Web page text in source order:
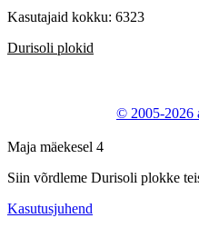
Kasutajaid kokku: 6323
Durisoli plokid
© 2005-2026
Maja mäekesel 4
Siin võrdleme Durisoli plokke
Kasutusjuhend